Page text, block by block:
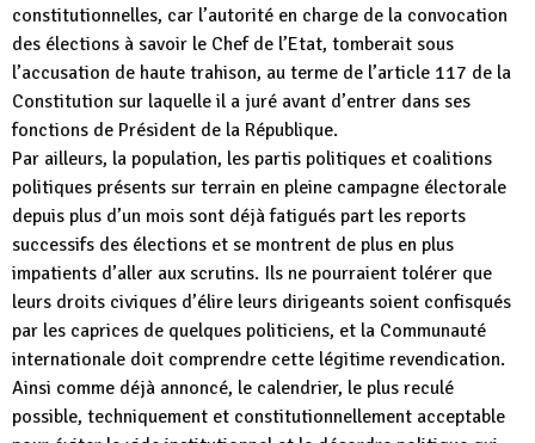
constitutionnelles, car l’autorité en charge de la convocation
des élections à savoir le Chef de l’Etat, tomberait sous
l’accusation de haute trahison, au terme de l’article 117 de la
Constitution sur laquelle il a juré avant d’entrer dans ses
fonctions de Président de la République.
Par ailleurs, la population, les partis politiques et coalitions
politiques présents sur terrain en pleine campagne électorale
depuis plus d’un mois sont déjà fatigués part les reports
successifs des élections et se montrent de plus en plus
impatients d’aller aux scrutins. Ils ne pourraient tolérer que
leurs droits civiques d’élire leurs dirigeants soient confisqués
par les caprices de quelques politiciens, et la Communauté
internationale doit comprendre cette légitime revendication.
Ainsi comme déjà annoncé, le calendrier, le plus reculé
possible, techniquement et constitutionnellement acceptable